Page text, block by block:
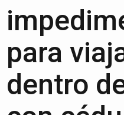
para
dentro